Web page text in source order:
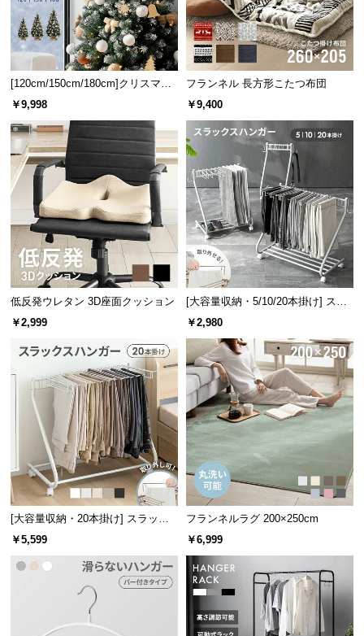
ポ
ー
お
知
ら
せ
グ
企
報
[120cm/150cm/180cm]クリスマス
ツリー オーナメント付
￥9,998
フランネル 長方形こたつ布団
￥9,400
低反発ウレタン 3D座面クッション
￥2,999
[大容量収納・5/10/20本掛け] スラ
ックスハンガー キャスター付き 出
￥2,980
[大容量収納・20本掛け] スラック
スハンガー キャスター付き 出し入
￥5,599
フランネルラグ 200×250cm
￥6,999